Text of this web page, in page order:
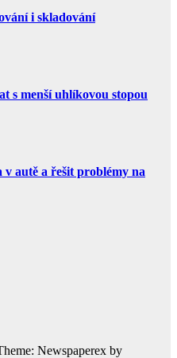
i skladování
s menší uhlíkovou stopou
v autě a řešit problémy na
Newspaperex by